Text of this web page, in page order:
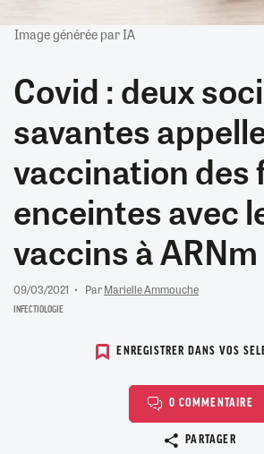
Image générée par IA
Covid : deux
savantes
vaccination des
enceintes avec
vaccins à ARNm
09/03/2021 ParMarielle Ammouche
INFECTIOLOGIE
ENREGISTRER DANS VOS
0 COMMENTAIRE
PARTAGER